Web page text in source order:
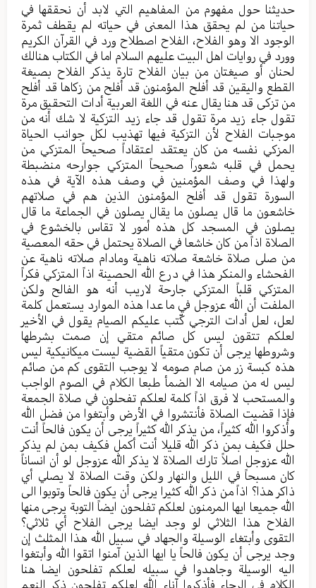
حديثنا حول مفهوم من المفاهيم التي لابد أن نحققها في
حياتنا من لم يحقق هذا المعنى في حياته لم يقطف ثمرة
الوجود الا وهو الفلاح، الفلاح اصطلاح ورد في القرآن الكريم
وورد في روايات اهل البيت عليهم السلام اما في الكتاب هنالك
لحنان أو صيغتان من بيان الفلاح تارة يذكر الفلاح بصيغة
القطع واليقين قد أفلح المؤمنون قد أفلح من زكاها قد أفلح
من تزكى قد هنا يقال عنه في اللغة العربية أدات التحقيق مرة
تقول جاء زيد مرة تقول قد جاء زيد التزكية لا شك أنه من
موجبات الفلاح لأن التزكية فيها تهذيب لكل جوانب الحياة
المزكي نفسه من كان يعتقد اعتقاداً صحيحاً المتزكي من
يحمل في قلبه شعوراً صحيحاً المتزكي جوارحه منضبطة
ولهذا في وصف المؤمنين في وصف هذه الآية في هذه
السورة تقول قد أفلح المؤمنون الذين هم في صلاتهم
خاشعون ما قال يصلون ما يقال يصلون في الجماعة ما قال
يصلون في المسجد كل هذه أمور لا تقاس بالخشوع في
الصلاة اذاً من كان خاشعا في الصلاة يحتمل في حقه المعصية
من صلى صلاة خاشعة صلاته ناهية ومادام صلاته ناهية عن
الفحشاء والمنكر هذا في درع الله الحصينة اذاً المتزكي فكراً
المتزكي قلباً المتزكي جارحة لاريب أنه هو الفالح ولكن
الملفت أن الله عزوجل في ما عدا هذه الموارد يستعمل كلمة
لعل، لعل أدات الترجي كّتب عليكم الصيام يقول في الأخير
لعلكم تتقون ليس كل صائم متقي إن صمت بشرطها
وشروطها يرجى أن تكون متقياً القضية ليست ميكانيكية ليس
هذه كبسة زر من صام صومه لا يوجب التقوى كم من صائم
ليس له من صيامه الا الضمأ طبعا الكلام في الصوم الواجب
والمستحب لا فرق اذاً كلمة لعلكم تفحلون في صلاة الجمعة
فإذا قضيت الصلاة فأنتشروا في الأرض وأبتغوا من فضل الله
وأذكروا الله كثيراً، من يذكر الله كثيراً يرجى أن يكون فالحاً أنت
حلل فكيف بمن ذكر الله قليلا أنت أكمل فكيف بمن لم يذكر
الله عزوجل اصلاً تارك الصلاة لا يذكر الله عزوجل لو أن انساناً
كان مسبحاً في الليل والنهار ولكن وقت الصلاة لا يصلي أي
ذاكر هذا؟ اذاً من ذكر الله كثيرا يرجى أن يكون فالحاً وتوبوا الى
الله جميعا ايها المرمنون لعلكم تفلحون ايضاً التوبة يرجى منها
الفلاح هذا الثلاثي لو وجد ايضا يرجى الفلاح أي ثلاثي؟
التقوى وأبتغاء الوسيلة والجهاد في سبيل الله هذا المثلث إن
وجد يرجى أن يكون فالحاً يا ايها الذين آمنوا اتقوا الله وأبتغوا
اليه الوسيلة وجاهدوا في سبيله لعلكم تفلحون ايضا هنا
الكلام في الرجاء فأذكروا آناء الله لعلكم تفلحون ذكر النعم